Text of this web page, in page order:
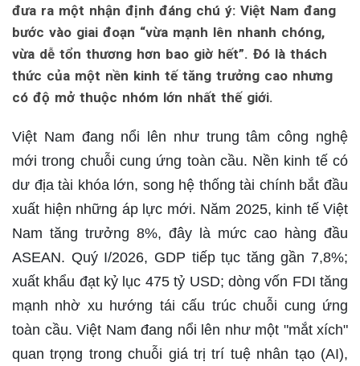
đưa ra một nhận định đáng chú ý: Việt Nam đang
bước vào giai đoạn “vừa mạnh lên nhanh chóng,
vừa dễ tổn thương hơn bao giờ hết”. Đó là thách
thức của một nền kinh tế tăng trưởng cao nhưng
có độ mở thuộc nhóm lớn nhất thế giới.
Việt Nam đang nổi lên như trung tâm công nghệ
mới trong chuỗi cung ứng toàn cầu. Nền kinh tế có
dư địa tài khóa lớn, song hệ thống tài chính bắt đầu
xuất hiện những áp lực mới. Năm 2025, kinh tế Việt
Nam tăng trưởng 8%, đây là mức cao hàng đầu
ASEAN. Quý I/2026, GDP tiếp tục tăng gần 7,8%;
xuất khẩu đạt kỷ lục 475 tỷ USD; dòng vốn FDI tăng
mạnh nhờ xu hướng tái cấu trúc chuỗi cung ứng
toàn cầu. Việt Nam đang nổi lên như một "mắt xích"
quan trọng trong chuỗi giá trị trí tuệ nhân tạo (AI),